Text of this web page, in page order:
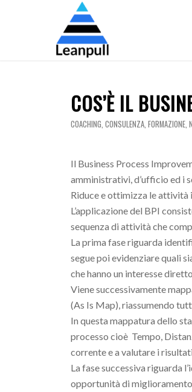
COS’È IL
COACHING,CONSULENZA,FORMAZIONE,
Il Business Process
amministrativi, d’ufficio ed i
Riduce e ottimizza le attività
L’applicazione del BPI
sequenza di attività che
La prima fase riguarda
segue poi evidenziare quali
che hanno un interesse
Viene successivamente
(As Is Map), riassumendo
In questa mappatura dello
processo cioè Tempo,
corrente e a valutare i
La fase successiva riguarda
opportunità di miglioramento.